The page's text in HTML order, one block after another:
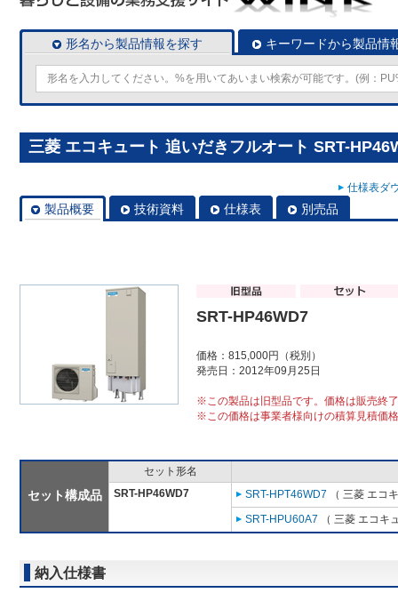
形名から製品情報を探す キーワードから製品情
三菱 エコキュート 追いだきフルオート SRT-
仕様表ダ
製品概要 技術資料 仕様表 別売品
SRT-HP46WD7
価格：815,000円（税別）
発売日：2012年09月25日
※この製品は旧型品です。価格は販売終
※この価格は事業者様向けの積算見積価
セット構成品
セット形名
SRT-HP46WD7
SRT-HPT46WD7 （ 三菱 エコ
SRT-HPU60A7 （ 三菱 エコキ
納入仕様書